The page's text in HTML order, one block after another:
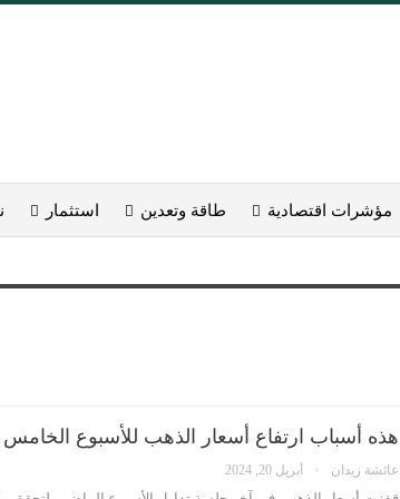
مؤشرات اقتصادية طاقة وتعدين استثمار
هذه أسباب ارتفاع أسعار الذهب للأسبوع الخامس
عائشة زيدان أبريل 20, 2024